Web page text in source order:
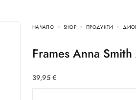
НАЧАЛО SHOP ПРОДУКТИ
Frames Anna
39,95 €